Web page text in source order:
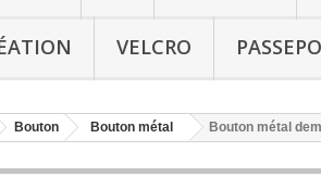
VELCRO
Bouton Bouton métal Bouton métal